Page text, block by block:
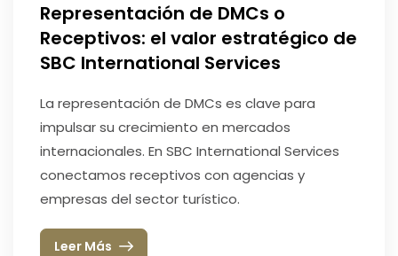
Representación de DMCs o
Receptivos: el valor estratégico de
SBC International Services
La representación de DMCs es clave para
impulsar su crecimiento en mercados
internacionales. En SBC International Services
conectamos receptivos con agencias y
empresas del sector turístico.
Leer Más